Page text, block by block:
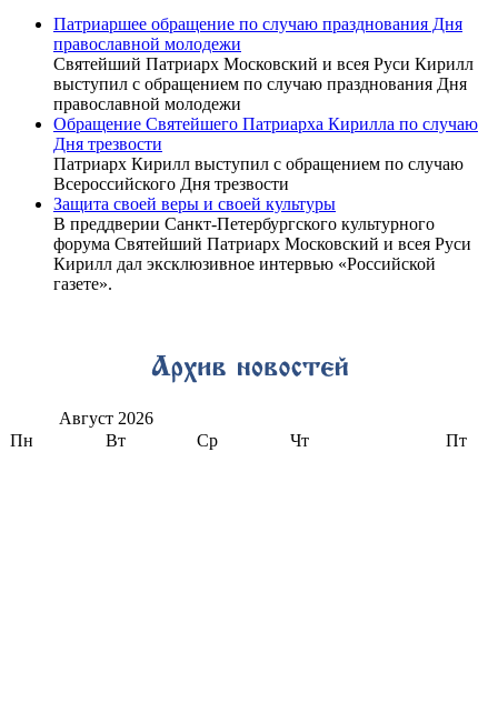
Патриаршее обращение по случаю празднования Дня
православной молодежи
Святейший Патриарх Московский и всея Руси Кирилл
выступил с обращением по случаю празднования Дня
православной молодежи
Обращение Святейшего Патриарха Кирилла по случаю
Дня трезвости
Патриарх Кирилл выступил с обращением по случаю
Всероссийского Дня трезвости
Защита своей веры и своей культуры
В преддверии Санкт-Петербургского культурного
форума Святейший Патриарх Московский и всея Руси
Кирилл дал эксклюзивное интервью «Российской
газете».
Август 2026
Пн
Вт Ср Чт Пт